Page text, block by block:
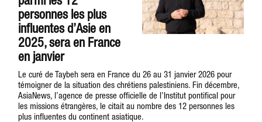
personnes les plus
influentes d’Asie en
2025, sera en France
en janvier
Le curé de Taybeh sera en France du 26 au 31 janvier 2026 pour
témoigner de la situation des chrétiens palestiniens. Fin décembre,
AsiaNews, l’agence de presse officielle de l’Institut pontifical pour
les missions étrangères, le citait au nombre des 12 personnes les
plus influentes du continent asiatique.